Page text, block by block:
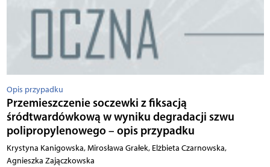
Opis przypadku
Przemieszczenie soczewki z fiksacją
śródtwardówkową w wyniku degradacji szwu
polipropylenowego – opis przypadku
Krystyna Kanigowska, Mirosława Grałek, Elżbieta Czarnowska,
Agnieszka Zajączkowska